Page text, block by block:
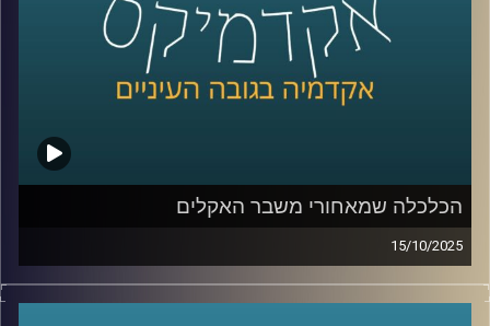
הכלכלה שמאחורי משבר האקלים
15/10/2025
בפרק של היום נדבר על אחת הסוגיות הדחופות והמשפיעות
ביותר של ימינו, משבר האקלים, אבל מזווית כלכלית. כי מאחורי